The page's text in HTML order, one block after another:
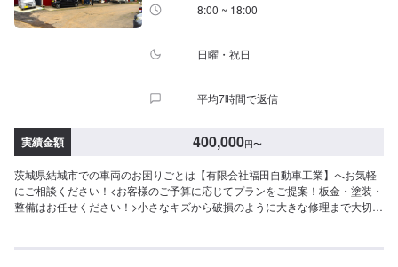
8:00 ~ 18:00
日曜・祝日
平均7時間で返信
実績金額 400,000円〜
茨城県結城市での車両のお困りごとは【有限会社福田自動車工業】へお気軽
にご相談ください！<お客様のご予算に応じてプランをご提案！板金・塗装・
整備はお任せください！>小さなキズから破損のように大きな修理まで大切な
きし、最適な施工方法をご提案しますので、お気軽にお問い合わせ下さい。